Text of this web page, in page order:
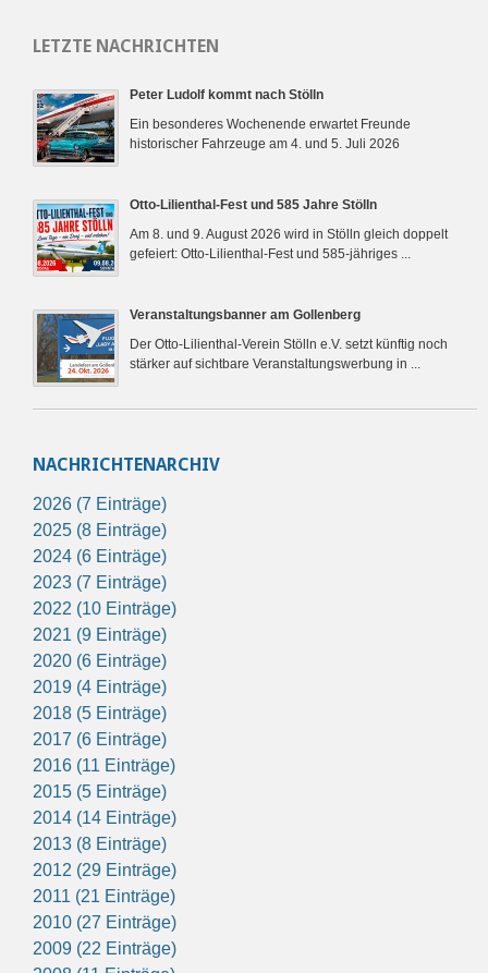
LETZTE NACHRICHTEN
Peter Ludolf kommt nach Stölln
Ein besonderes Wochenende erwartet Freunde
historischer Fahrzeuge am 4. und 5. Juli 2026
Otto-Lilienthal-Fest und 585 Jahre Stölln
Am 8. und 9. August 2026 wird in Stölln gleich doppelt
gefeiert: Otto-Lilienthal-Fest und 585-jähriges ...
Veranstaltungsbanner am Gollenberg
Der Otto-Lilienthal-Verein Stölln e.V. setzt künftig noch
stärker auf sichtbare Veranstaltungswerbung in ...
NACHRICHTENARCHIV
2026 (7 Einträge)
2025 (8 Einträge)
2024 (6 Einträge)
2023 (7 Einträge)
2022 (10 Einträge)
2021 (9 Einträge)
2020 (6 Einträge)
2019 (4 Einträge)
2018 (5 Einträge)
2017 (6 Einträge)
2016 (11 Einträge)
2015 (5 Einträge)
2014 (14 Einträge)
2013 (8 Einträge)
2012 (29 Einträge)
2011 (21 Einträge)
2010 (27 Einträge)
2009 (22 Einträge)